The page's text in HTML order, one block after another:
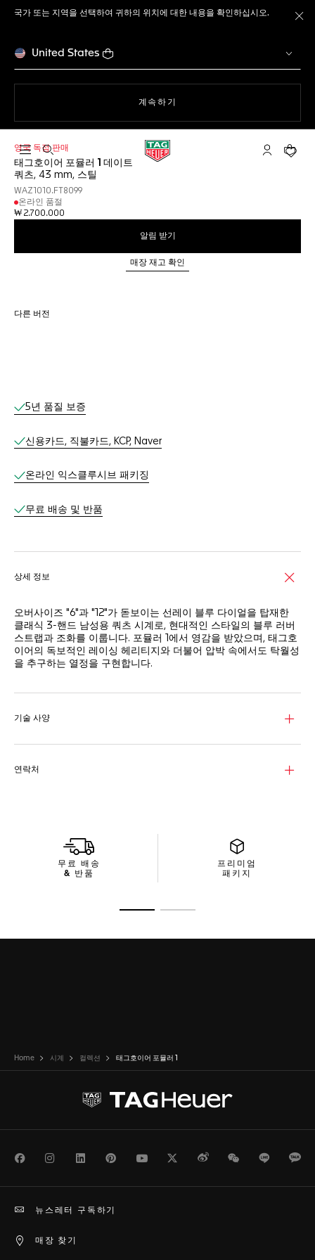
국가 또는 지역을 선택하여 귀하의 위치에 대한 내용을 확인하십시오.
United States
웹사이트에서
계속하기
검색 열기 마이 태그호
귀하
영국 독점 판매
태그호이어 포뮬러 1 데이트
쿼츠, 43 mm, 스틸
WAZ1010.FT8099
온라인 품절
₩ 2.700.000
알림 받기
매장 재고 확인
다른 버전
온라인 서비스
5년 품질 보증
신용카드, 직불카드, KCP, Naver
온라인 익스클루시브 패키징​
무료 배송 및 반품​
상세 정보
오버사이즈 "6"과 "12"가 돋보이는 선레이 블루 다이얼을 탑재한
클래식 3-핸드 남성용 쿼츠 시계로, 현대적인 스타일의 블루 러버
스트랩과 조화를 이룹니다. 포뮬러 1에서 영감을 받았으며, 태그호
이어의 독보적인 레이싱 헤리티지와 더불어 압박 속에서도 탁월성
을 추구하는 열정을 구현합니다.
타임피스는 스틸 핀 버클과 레이싱 스타일 퍼포레이션이 돋보이는
기술 사양
연락처
무료 배송
& 반품
프리미엄
패키지
Home 시계 컬렉션 태그호이어 포뮬러 1
FacebookInstagram
LinkedInPinterestYoutubeTwitterWeiboWeChatLine
매장 찾기
뉴스레터 구독하기